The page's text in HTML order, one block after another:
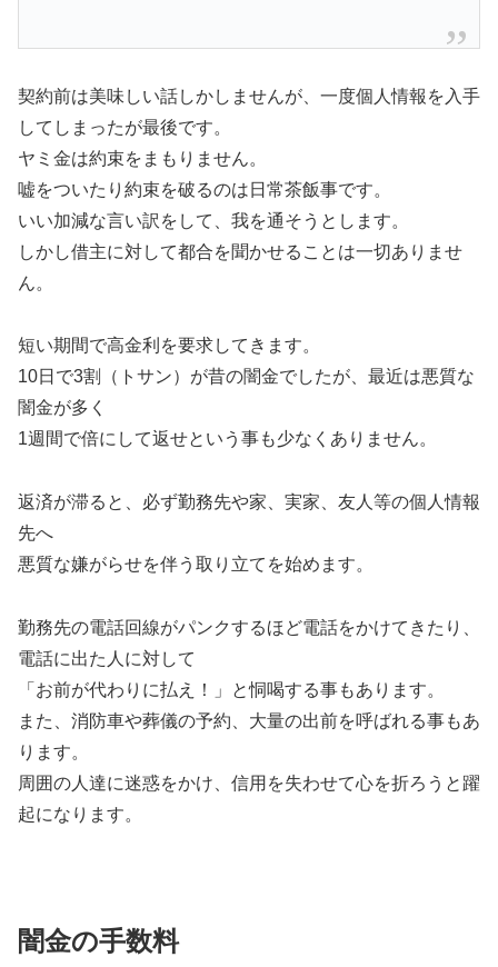
契約前は美味しい話しかしませんが、一度個人情報を入手
してしまったが最後です。
ヤミ金は約束をまもりません。
嘘をついたり約束を破るのは日常茶飯事です。
いい加減な言い訳をして、我を通そうとします。
しかし借主に対して都合を聞かせることは一切ありませ
ん。
短い期間で高金利を要求してきます。
10日で3割（トサン）が昔の闇金でしたが、最近は悪質な
闇金が多く
1週間で倍にして返せという事も少なくありません。
返済が滞ると、必ず勤務先や家、実家、友人等の個人情報
先へ
悪質な嫌がらせを伴う取り立てを始めます。
勤務先の電話回線がパンクするほど電話をかけてきたり、
電話に出た人に対して
「お前が代わりに払え！」と恫喝する事もあります。
また、消防車や葬儀の予約、大量の出前を呼ばれる事もあ
ります。
周囲の人達に迷惑をかけ、信用を失わせて心を折ろうと躍
起になります。
闇金の手数料